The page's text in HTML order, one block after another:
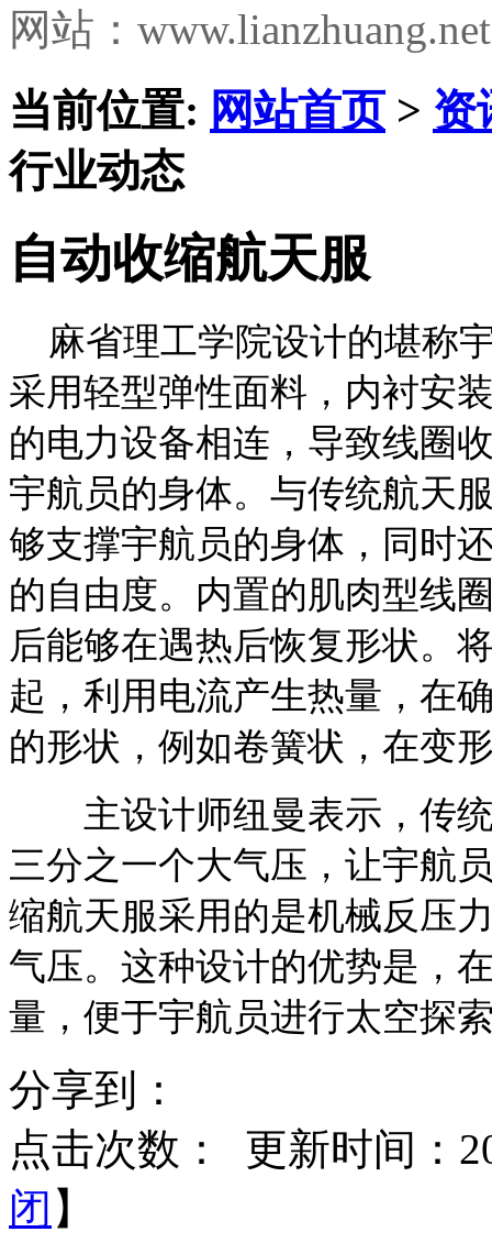
网站：www.lianzhuang.net
当前位置: 网站首页> 资
行业动态
自动收缩航天服
麻省理工学院设计的堪称
采用轻型弹性面料，内衬安
的电力设备相连，导致线圈
宇航员的身体。与传统航天
够支撑宇航员的身体，同时
的自由度。内置的肌肉型线
后能够在遇热后恢复形状。
起，利用电流产生热量，在
的形状，例如卷簧状，在变
主设计师纽曼表示，传统
三分之一个大气压，让宇航
缩航天服采用的是机械反压
气压。这种设计的优势是，
量，便于宇航员进行太空探
分享到：
点击次数：
更新时间：
闭 】